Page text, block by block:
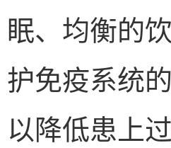
眠、均衡的
护免疫系统
以降低患上